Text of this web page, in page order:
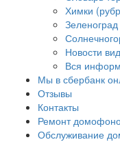
Химки
Новости
Вся
Мы в сбербанк
Отзывы
Контакты
Ремонт
Обслуживание